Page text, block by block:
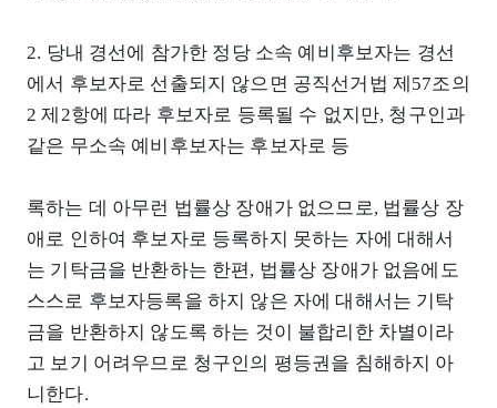
2. 당내 경선에 참가한 정당 소속 예비후보자는 경선
에서 후보자로 선출되지 않으면 공직선거법 제57조의
2 제2항에 따라 후보자로 등록될 수 없지만, 청구인과
같은 무소속 예비후보자는 후보자로 등
록하는 데 아무런 법률상 장애가 없으므로, 법률상 장
애로 인하여 후보자로 등록하지 못하는 자에 대해서
는 기탁금을 반환하는 한편, 법률상 장애가 없음에도
스스로 후보자등록을 하지 않은 자에 대해서는 기탁
금을 반환하지 않도록 하는 것이 불합리한 차별이라
고 보기 어려우므로 청구인의 평등권을 침해하지 아
니한다.